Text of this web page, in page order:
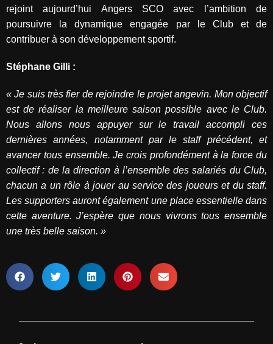
rejoint aujourd’hui Angers SCO avec l’ambition de
poursuivre la dynamique engagée par le Club et de
contribuer à son développement sportif.
Stéphane Gilli :
« Je suis très fier de rejoindre le projet angevin. Mon objectif
est de réaliser la meilleure saison possible avec le Club.
Nous allons nous appuyer sur le travail accompli ces
dernières années, notamment par le staff précédent, et
avancer tous ensemble. Je crois profondément à la force du
collectif : de la direction à l’ensemble des salariés du Club,
chacun a un rôle à jouer au service des joueurs et du staff.
Les supporters auront également une place essentielle dans
cette aventure. J’espère que nous vivrons tous ensemble
une très belle saison. »